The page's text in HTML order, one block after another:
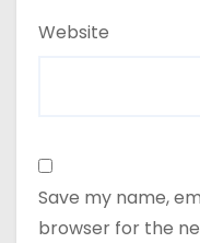
Website
Save my name,
browser for the